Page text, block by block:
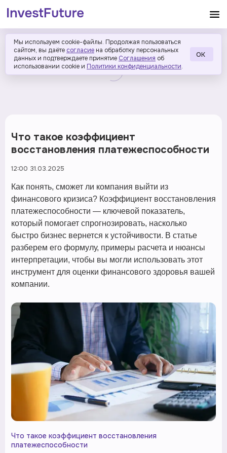
Мы используем cookie-файлы. Продолжая пользоваться
сайтом, вы даёте согласие на обработку персональных
данных и подтверждаете принятие Соглашения об
использовании cookie и Политики конфиденциальности.
ОК
Что такое коэффициент
восстановления платежеспособности
12:00 31.03.2025
Как понять, сможет ли компания выйти из
финансового кризиса? Коэффициент восстановления
платежеспособности — ключевой показатель,
который помогает спрогнозировать, насколько
быстро бизнес вернется к устойчивости. В статье
разберем его формулу, примеры расчета и нюансы
интерпретации, чтобы вы могли использовать этот
инструмент для оценки финансового здоровья вашей
компании.
Что такое коэффициент восстановления
платежеспособности